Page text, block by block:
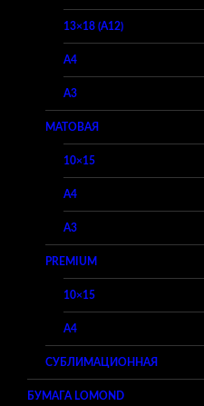
13×18 (A12)
A4
A3
МАТОВАЯ
10×15
A4
A3
PREMIUM
10×15
A4
СУБЛИМАЦИОННАЯ
БУМАГА LOMOND